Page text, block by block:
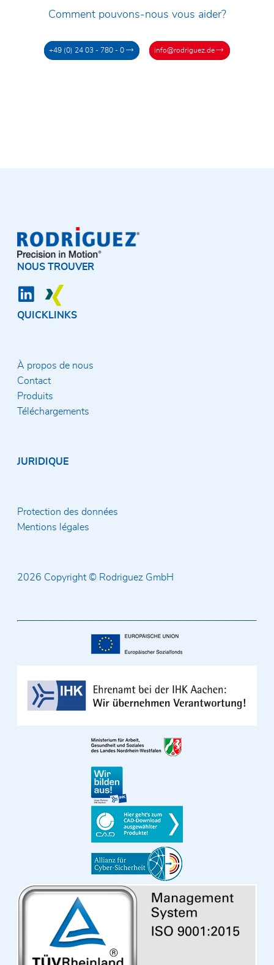
Comment pouvons-nous vous aider?
+49 (0) 24 03 - 780 - 0 info@rodriguez.de
NOUS TROUVER
QUICKLINKS
À propos de nous
Contact
Produits
Téléchargements
JURIDIQUE
Protection des données
Mentions légales
2026 Copyright © Rodriguez GmbH